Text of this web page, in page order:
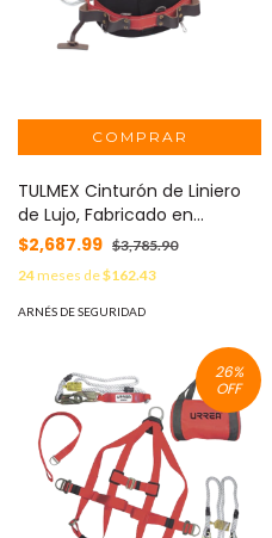
TULMEX Cinturón de Liniero
de Lujo, Fabricado en
Poliéster, con 2 Anillos tipo D,
Talla 40. 5271-40
$2,687.99 $3,785.90
24meses de$162.43
ARNÉS DE SEGURIDAD
26%
OFF